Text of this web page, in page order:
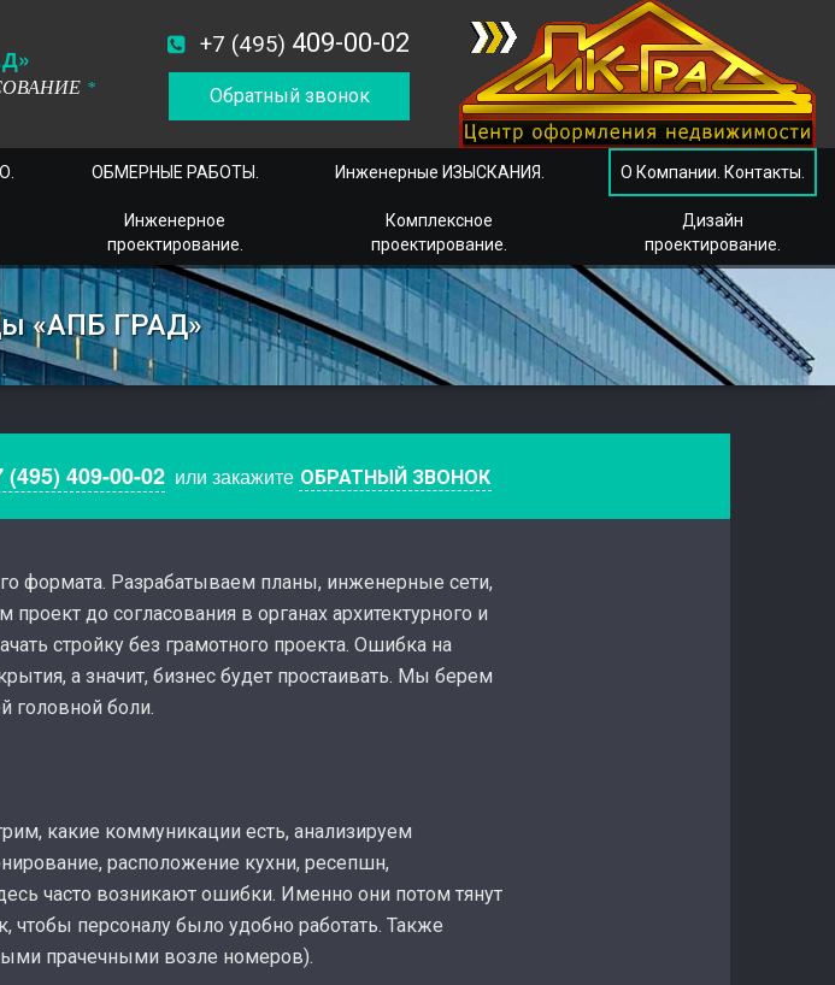
*
+7 (495) 409-00-02
Обратный звонок
ОБМЕРНЫЕ РАБОТЫ. Инженерные ИЗЫСКАНИЯ. О Компании. Контакты.
Инженерное
проектирование.
Комплексное
проектирование.
Дизайн
проектирование.
«АПБ ГРАД»
(495) 409-00-02или закажите ОБРАТНЫЙ ЗВОНОК
формата. Разрабатываем планы, инженерные сети,
до согласования в органах архитектурного и
стройку без грамотного проекта. Ошибка на
а значит, бизнес будет простаивать. Мы берем
головной боли.
какие коммуникации есть, анализируем
расположение кухни, ресепшн,
часто возникают ошибки. Именно они потом тянут
персоналу было удобно работать. Также
прачечными возле номеров).